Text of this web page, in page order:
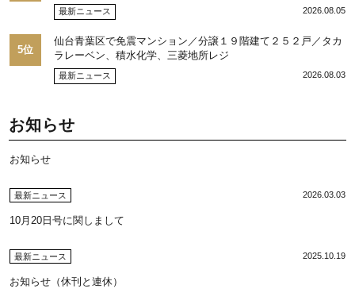
を注視／“リパーク”次世代展開／三井不動産リアルティ／児玉
光博社長に聞く
最新ニュース 2026.08.05
5位
仙台青葉区で免震マンション／分譲１９階建て２５２戸／タカ
ラレーベン、積水化学、三菱地所レジ
最新ニュース 2026.08.03
お知らせ
お知らせ
最新ニュース 2026.03.03
10月20日号に関しまして
最新ニュース 2025.10.19
お知らせ（休刊と連休）